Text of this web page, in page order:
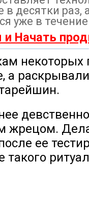
в десятки раз,
уже в
и Начать
а
жрецом.
ее
такого